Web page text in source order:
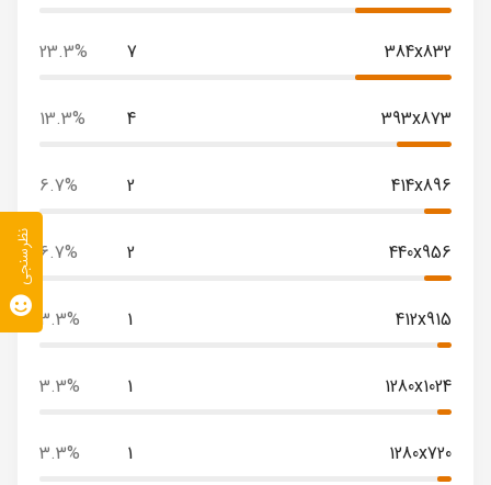
384x832
7
23.3%
393x873
4
13.3%
414x896
2
6.7%
440x956
2
6.7%
412x915
1
3.3%
1280x1024
1
3.3%
1280x720
1
3.3%
نظرسنجی